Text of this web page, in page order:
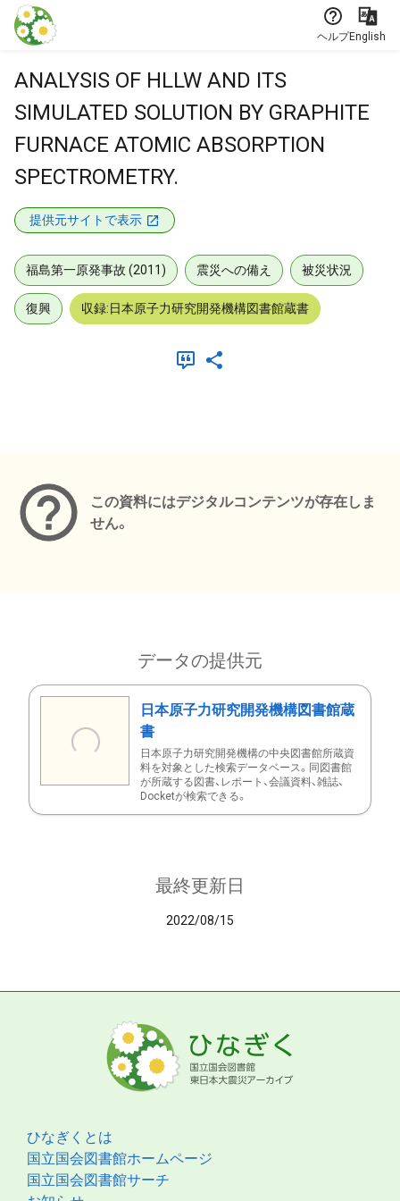
本文に飛ぶ
ヘルプEnglish
ANALYSIS OF HLLW AND ITS
SIMULATED SOLUTION BY GRAPHITE
FURNACE ATOMIC ABSORPTION
SPECTROMETRY.
提供元サイトで表示
福島第一原発事故 (2011) 震災への備え 被災状況
復興 収録:日本原子力研究開発機構図書館蔵書
この資料にはデジタルコンテンツが存在しま
せん。
データの提供元
日本原子力研究開発機構図書館蔵
書
日本原子力研究開発機構の中央図書館所蔵資
料を対象とした検索データベース。同図書館
が所蔵する図書、レポート、会議資料、雑誌、
Docketが検索できる。
最終更新日
2022/08/15
ひなぎくとは
国立国会図書館ホームページ
国立国会図書館サーチ